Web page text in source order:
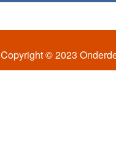
Copyright © 2023